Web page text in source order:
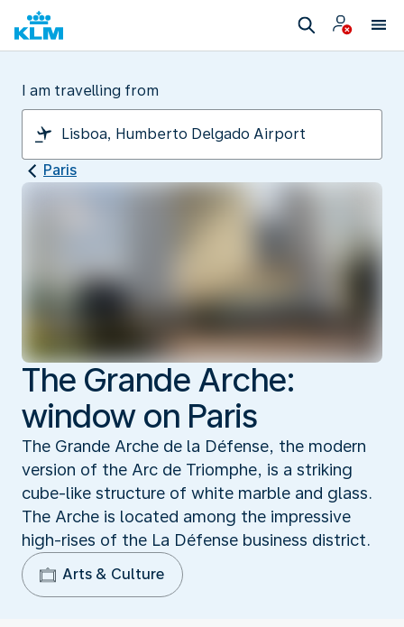
I am travelling from
Paris
The Grande Arche:
window on Paris
The Grande Arche de la Défense, the modern
version of the Arc de Triomphe, is a striking
cube-like structure of white marble and glass.
The Arche is located among the impressive
high-rises of the La Défense business district.
Arts & Culture